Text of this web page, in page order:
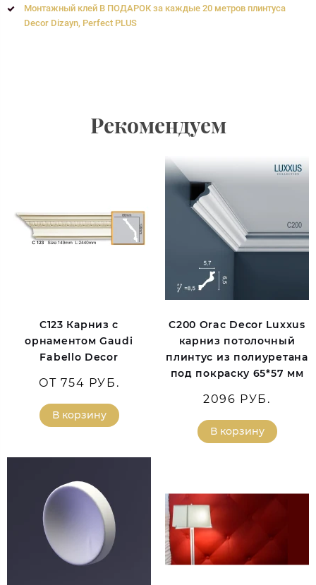
Монтажный клей В ПОДАРОК за каждые 20 метров плинтуса
Decor Dizayn, Perfect PLUS
Рекомендуем
C123 Карниз с
орнаментом Gaudi
Fabello Decor
ОТ 754 РУБ.
В корзину
C200 Orac Decor Luxxus
карниз потолочный
плинтус из полиуретана
под покраску 65*57 мм
2096 РУБ.
В корзину